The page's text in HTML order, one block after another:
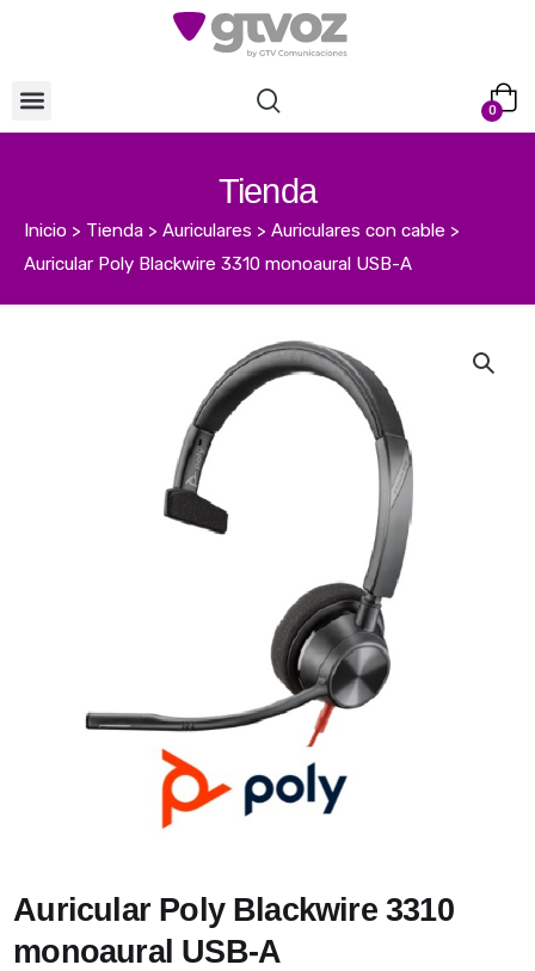
0
Tienda
Inicio > Tienda > Auriculares > Auriculares con cable >
Auricular Poly Blackwire 3310 monoaural USB-A
Auricular Poly Blackwire 3310
monoaural USB-A